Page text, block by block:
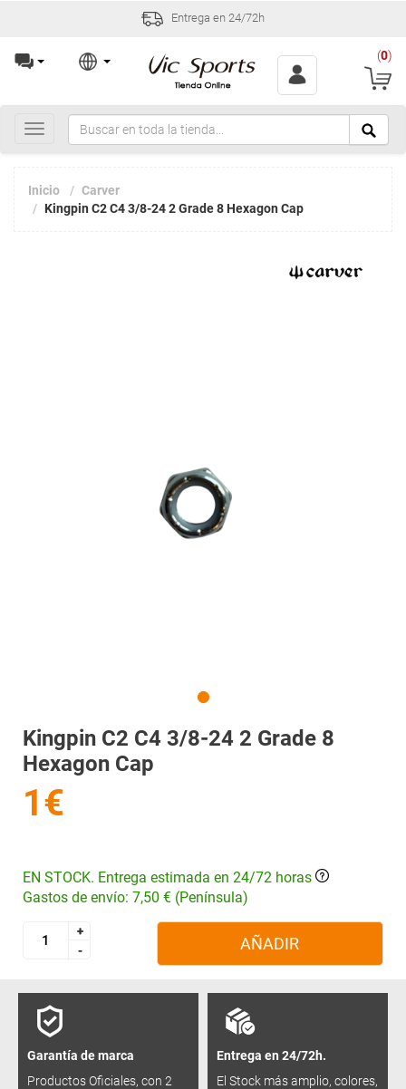
Entrega en 24/72h
(0)
Toggle
navigation
Inicio
Carver
Kingpin C2 C4 3/8-24 2 Grade 8 Hexagon Cap
Kingpin C2 C4 3/8-24 2 Grade 8
Hexagon Cap
1€
EN STOCK. Entrega estimada en 24/72 horas
Gastos de envío: 7,50 € (Península)
+
-
+
-
AÑADIR
Garantía de marca
Productos Oficiales, con 2
Entrega en 24/72h.
El Stock más amplio, colores,